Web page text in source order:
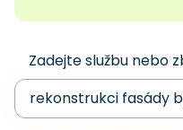
Zadejte službu nebo